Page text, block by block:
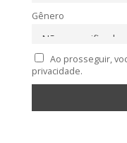
Gênero
Ao prosseguir,
privacidade.